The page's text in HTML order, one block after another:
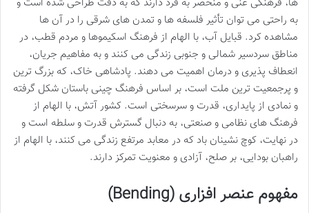
ها، فرهنگی غنی و منحصر به فرد دارند که به دقت طراحی شده است و
به راحتی می توان تأثیر فلسفه ها و تمدن های شرقی را در آن ها
مشاهده کرد. قبایل آب، با الهام از فرهنگ اسکیموها و مردم قطب، در
مناطق سردسیر شمالی و جنوبی زندگی می کنند و به مفاهیم جریان،
انعطاف پذیری و درمان اهمیت می دهند. پادشاهی خاک، که بزرگ ترین
و پرجمعیت ترین ملت است، بر اساس فرهنگ چینی باستان شکل گرفته
و نمادی از پایداری، قدرت و سرسختی است. کشور آتش، با الهام از
فرهنگ های نظامی و صنعتی، به دنبال گسترش قدرت و سلطه است و
در نهایت، کوچ نشینان باد که در معابد مرتفع زندگی می کنند، با الهام از
راهبان بودایی، بر صلح، آزادی و معنویت تمرکز دارند.
مفهوم عنصر افزاری (Bending)